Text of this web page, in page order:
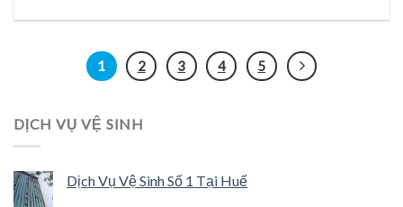
1 2 3 4 5
DỊCH VỤ VỆ SINH
Dịch Vụ Vệ Sinh Số 1 Tại Huế